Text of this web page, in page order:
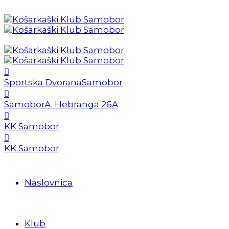
Sportska DvoranaSamobor
SamoborA. Hebranga 26A
KK Samobor
KK Samobor
Naslovnica
Klub